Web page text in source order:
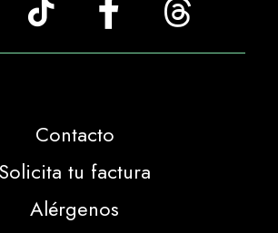
Contacto
Solicita tu factura
Alérgenos